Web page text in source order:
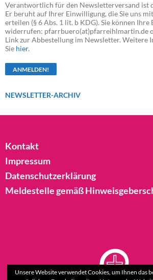
Verantwortlich für den Newsletterversand ist
Er beruht auf Ihrer Einwilligung, die Sie uns
erteilen (§ 6 Abs. 1 lit. b KDG). Sie können
widerrufen: pfarrbuero(at)pfarreihlmartin.de
Link zur Abbestellung im Newsletter. Weitere
Sie hier.
NEWSLETTER-ARCHIV
Kontakt
Impressum
Datenschutzerklärung
Meldestelle gemäß
Unsere Website verwendet Cookies, um Ihnen das